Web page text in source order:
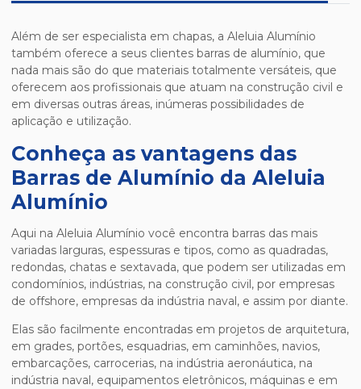
Além de ser especialista em chapas, a Aleluia Alumínio
também oferece a seus clientes barras de alumínio, que
nada mais são do que materiais totalmente versáteis, que
oferecem aos profissionais que atuam na construção civil e
em diversas outras áreas, inúmeras possibilidades de
aplicação e utilização.
Conheça as vantagens das
Barras de Alumínio da Aleluia
Alumínio
Aqui na Aleluia Alumínio você encontra barras das mais
variadas larguras, espessuras e tipos, como as quadradas,
redondas, chatas e sextavada, que podem ser utilizadas em
condomínios, indústrias, na construção civil, por empresas
de offshore, empresas da indústria naval, e assim por diante.
Elas são facilmente encontradas em projetos de arquitetura,
em grades, portões, esquadrias, em caminhões, navios,
embarcações, carrocerias, na indústria aeronáutica, na
indústria naval, equipamentos eletrônicos, máquinas e em